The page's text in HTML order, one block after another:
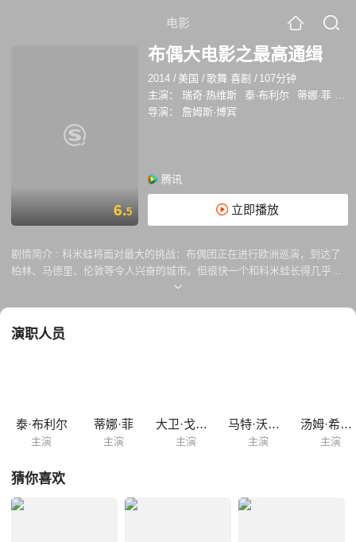
电影
6.5
布偶大电影之最高通缉
2014 / 美国 /歌舞 喜剧 / 107分钟
主演：
瑞奇·热维斯 泰·布利尔 蒂娜·菲
史
导演：
詹姆斯·博宾
腾讯
立即播放
剧情简介 : 科米蛙将面对最大的挑战：布偶团正在进行欧洲巡演，到达了
柏林、马德里、伦敦等令人兴奋的城市。但很快一个和科米蛙长得几乎一
模一样，却操着一口带有浓重俄国口音英语的青蛙大盗康斯坦丁，摇身一
男星泰·布利尔将饰演国际刑警，调查这桩奇怪的案件。
演职人员
泰·布利尔
主演
蒂娜·菲
主演
大卫·戈尔兹
主演
马特·沃格尔
主演
汤姆·希德勒斯顿
主演
猜你喜欢